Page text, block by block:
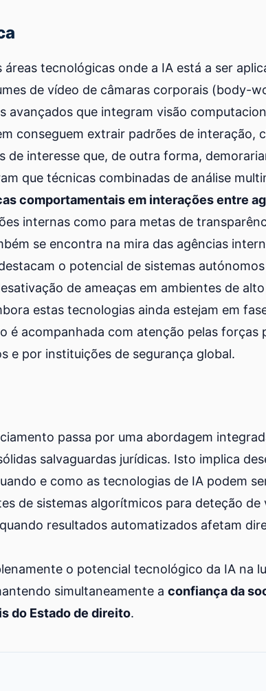
tecnológicas onde a IA está a ser
de vídeo de câmaras corporais (body-
avançados que integram visão
conseguem extrair padrões de interação,
interesse que, de outra forma,
que técnicas combinadas de análise
comportamentais em interações entre
internas como para metas de
se encontra na mira das agências
o potencial de sistemas
de ameaças em ambientes de
estas tecnologias ainda estejam em
é acompanhada com atenção pelas forças
e por instituições de segurança global.
passa por uma abordagem
salvaguardas jurídicas. Isto implica
e como as tecnologias de IA podem
de sistemas algorítmicos para deteção de
resultados automatizados afetam
o potencial tecnológico da IA na
simultaneamente a confiança da
do Estado de direito.